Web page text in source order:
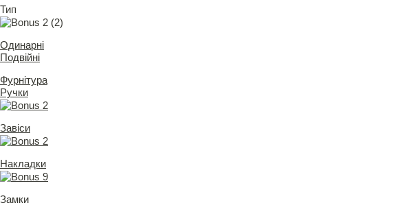
Тип
Одинарні
Подвійні
Фурнітура
Ручки
Завіси
Накладки
Замки